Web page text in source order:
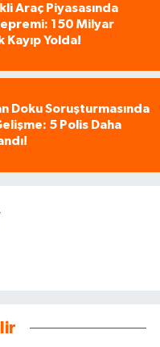
Araç Piyasasında
150 Milyar
Kayıp Yolda!
Doku Soruşturmasında
5 Polis Daha